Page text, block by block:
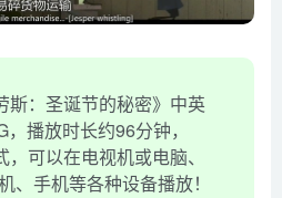
斯：圣诞节的秘密》中英
播放时长约96分钟，
可以在电视机或电脑、
、手机等各种设备播放！